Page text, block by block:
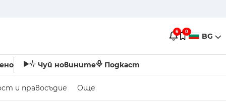
6 0 BG
Чуй новините Подкаст
и правосъдие Още